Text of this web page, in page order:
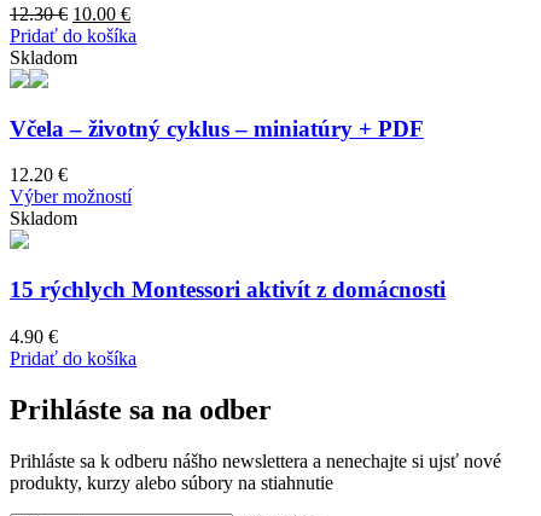
chosen
page
12.30€ Original
price
was:
10.00 €Current
price
Pridať do košíka
Skladom
Včela – životný cyklus – miniatúry + PDF
12.20 €
Výber možnostíThis
variants.
The
be
on
product
page
Skladom
15 rýchlych Montessori aktivít z domácnosti
4.90 €
Pridať do košíka
Prihláste sa na odber
Prihláste sa k odberu nášho newslettera a nenechajte si ujsť nové
produkty, kurzy alebo súbory na stiahnutie